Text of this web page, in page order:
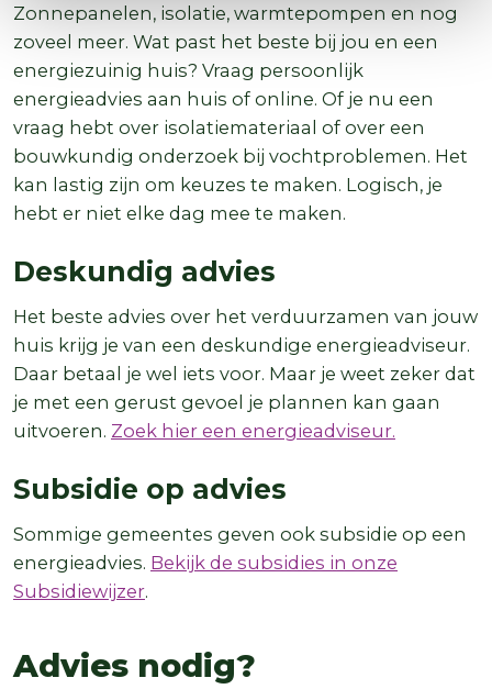
Zonnepanelen, isolatie, warmtepompen en nog
zoveel meer. Wat past het beste bij jou en een
energiezuinig huis? Vraag persoonlijk
energieadvies aan huis of online. Of je nu een
vraag hebt over isolatiemateriaal of over een
bouwkundig onderzoek bij vochtproblemen. Het
kan lastig zijn om keuzes te maken. Logisch, je
hebt er niet elke dag mee te maken.
Deskundig advies
Het beste advies over het verduurzamen van jouw
huis krijg je van een deskundige energieadviseur.
Daar betaal je wel iets voor. Maar je weet zeker dat
je met een gerust gevoel je plannen kan gaan
uitvoeren. Zoek hier een energieadviseur.
Subsidie op advies
Sommige gemeentes geven ook subsidie op een
energieadvies. Bekijk de subsidies in onze
Subsidiewijzer.
Advies nodig?